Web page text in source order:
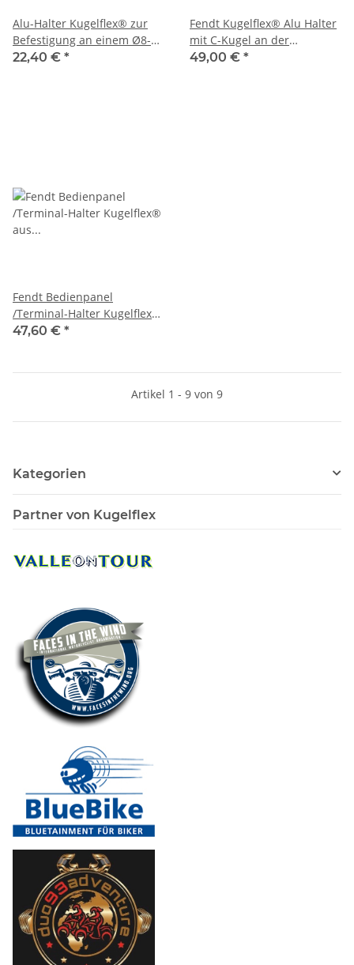
Alu-Halter Kugelflex® zur
Befestigung an einem Ø8-10
mm Gewinde
22,40 € *
Fendt Kugelflex® Alu Halter
mit C-Kugel an der
Kabinensäule
49,00 € *
Fendt Bedienpanel
/Terminal-Halter Kugelflex®
aus Aluminium mit Schiene
47,60 € *
Artikel 1 - 9 von 9
Kategorien
Partner von Kugelflex